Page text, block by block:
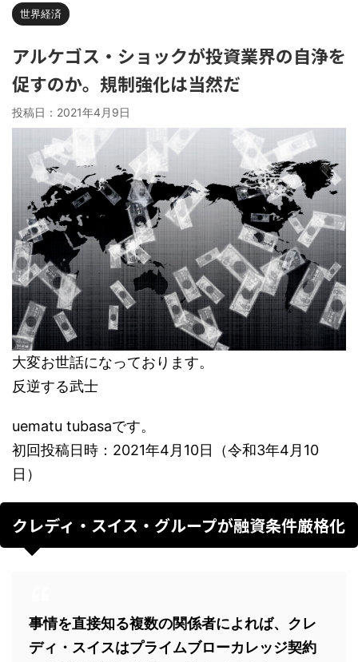
世界経済
アルケゴス・ショックが投資業界の自浄を
促すのか。規制強化は当然だ
投稿日： 2021年4月9日
大変お世話になっております。
反逆する武士
uematu tubasaです。
初回投稿日時：2021年4月10日（令和3年4月10
日）
クレディ・スイス・グループが融資条件厳格化
事情を直接知る複数の関係者によれば、クレ
ディ・スイスはプライムブローカレッジ契約